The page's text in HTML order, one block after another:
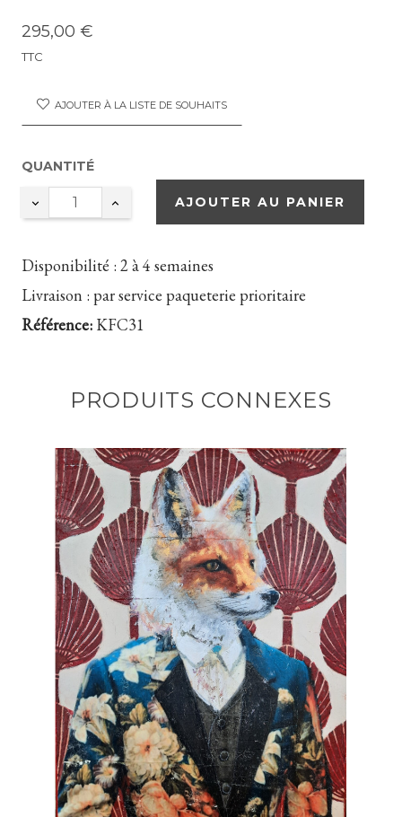
295,00 €
TTC
AJOUTER À LA LISTE DE SOUHAITS
QUANTITÉ
AJOUTER AU PANIER
Disponibilité : 2 à 4 semaines
Livraison : par service paqueterie prioritaire
Référence: KFC31
PRODUITS CONNEXES